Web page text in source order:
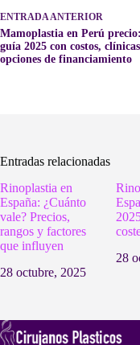
ENTRADAANTERIOR
Mamoplastia en Perú precio:
guía 2025 con costos,
opciones de financiamiento
Entradas relacionadas
Rinoplastia en
España: ¿Cuánto
vale? Precios,
rangos y factores
que influyen
28 octubre, 2025
28